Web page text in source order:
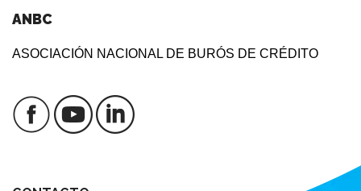
ANBC
ASOCIACIÓN NACIONAL DE BURÓS DE CRÉDITO